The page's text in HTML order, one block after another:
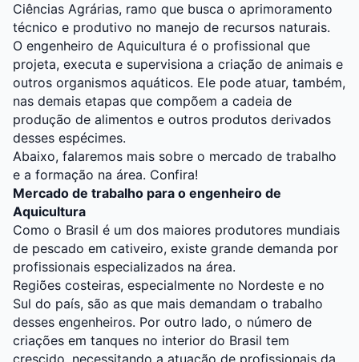
Ciências Agrárias, ramo que busca o aprimoramento
técnico e produtivo no manejo de recursos naturais.
O engenheiro de Aquicultura é o profissional que
projeta, executa e supervisiona a criação de animais e
outros organismos aquáticos. Ele pode atuar, também,
nas demais etapas que compõem a cadeia de
produção de alimentos e outros produtos derivados
desses espécimes.
Abaixo, falaremos mais sobre o mercado de trabalho
e a formação na área. Confira!
Mercado de trabalho para o engenheiro de
Aquicultura
Como o Brasil é um dos maiores produtores mundiais
de pescado em cativeiro, existe grande demanda por
profissionais especializados na área.
Regiões costeiras, especialmente no Nordeste e no
Sul do país, são as que mais demandam o trabalho
desses engenheiros. Por outro lado, o número de
criações em tanques no interior do Brasil tem